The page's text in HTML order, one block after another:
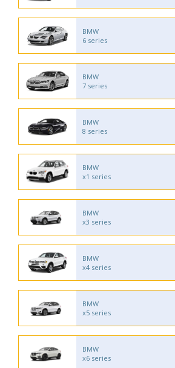
BMW
6 series
BMW
7 series
BMW
8 series
BMW
x1 series
BMW
x3 series
BMW
x4 series
BMW
x5 series
BMW
x6 series